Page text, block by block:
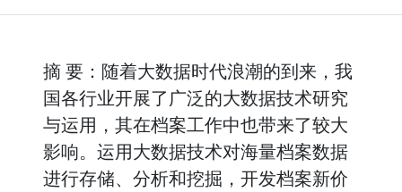
摘 要：随着大数据时代浪潮的到来，我
国各行业开展了广泛的大数据技术研究
与运用，其在档案工作中也带来了较大
影响。运用大数据技术对海量档案数据
进行存储、分析和挖掘，开发档案新价